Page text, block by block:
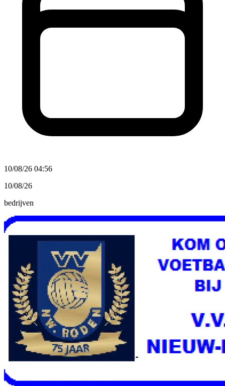
10/08/26 04:56
10/08/26
bedrijven